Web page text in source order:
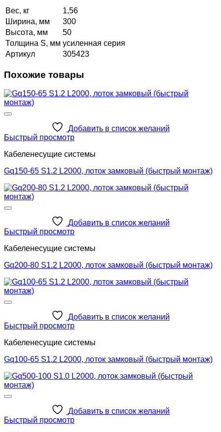
Вес, кг
1,56
Ширина, мм
300
Высота, мм
50
Толщина S, мм усиленная серия
Артикул
305423
Похожие товары
Добавить в список желаний
Быстрый просмотр
Кабеленесущие системы
Gq150-65 S1.2 L2000, лоток замковый (быстрый монтаж)
Добавить в список желаний
Быстрый просмотр
Кабеленесущие системы
Gq200-80 S1.2 L2000, лоток замковый (быстрый монтаж)
Добавить в список желаний
Быстрый просмотр
Кабеленесущие системы
Gq100-65 S1.2 L2000, лоток замковый (быстрый монтаж)
Добавить в список желаний
Быстрый просмотр